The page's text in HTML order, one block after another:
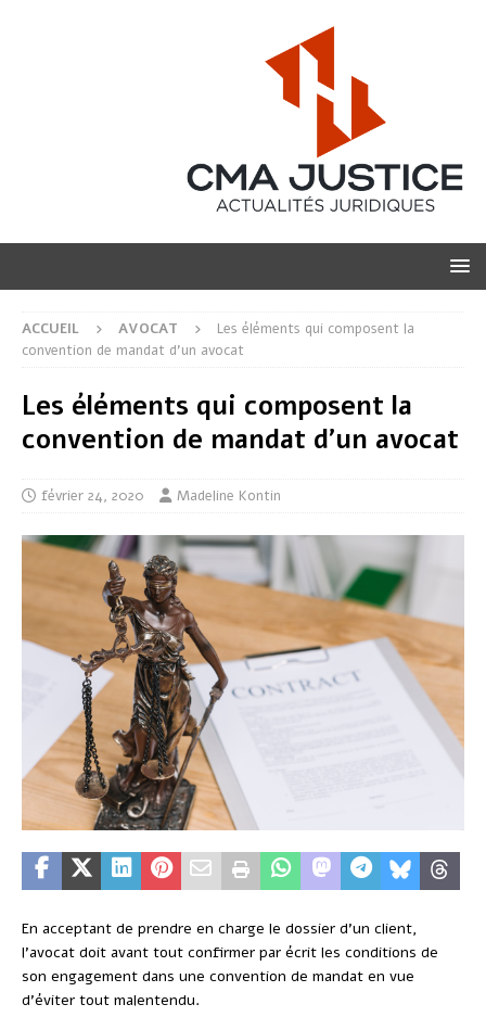
ACCUEIL AVOCAT
Les éléments qui composent la
convention de mandat d’un avocat
Les éléments qui composent la
convention de mandat d’un avocat
février 24, 2020 Madeline Kontin
En acceptant de prendre en charge le dossier d’un client,
l’avocat doit avant tout confirmer par écrit les conditions de
son engagement dans une convention de mandat en vue
d’éviter tout malentendu.